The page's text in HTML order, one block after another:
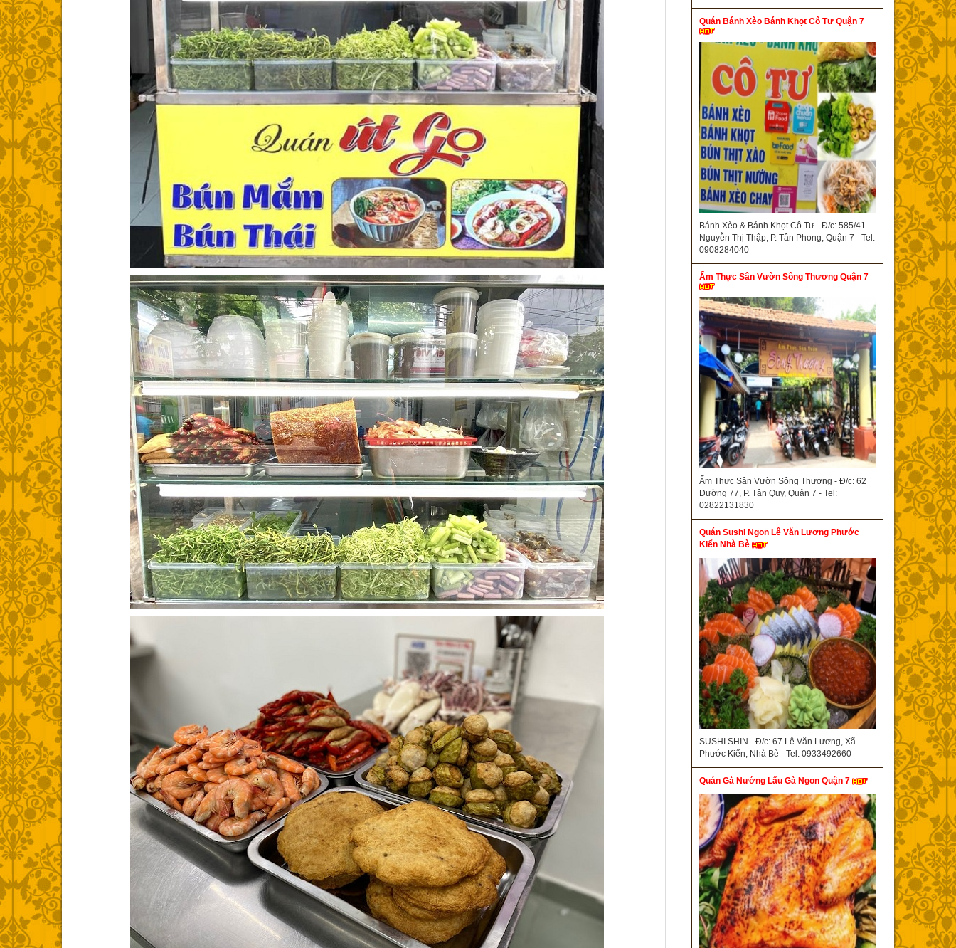
Quán Bánh Xèo Bánh Khọt Cô Tư Quận 7
Bánh Xèo & Bánh Khọt Cô Tư - Đ/c: 585/41
Nguyễn Thị Thập, P. Tân Phong, Quận 7 - Tel:
0908284040
Ẩm Thực Sân Vườn Sông Thương Quận 7
Ẩm Thực Sân Vườn Sông Thương - Đ/c: 62
Đường 77, P. Tân Quy, Quận 7 - Tel:
02822131830
Quán Sushi Ngon Lê Văn Lương Phước
Kiển Nhà Bè
SUSHI SHIN - Đ/c: 67 Lê Văn Lương, Xã
Phước Kiển, Nhà Bè - Tel: 0933492660
Quán Gà Nướng Lẩu Gà Ngon Quận 7